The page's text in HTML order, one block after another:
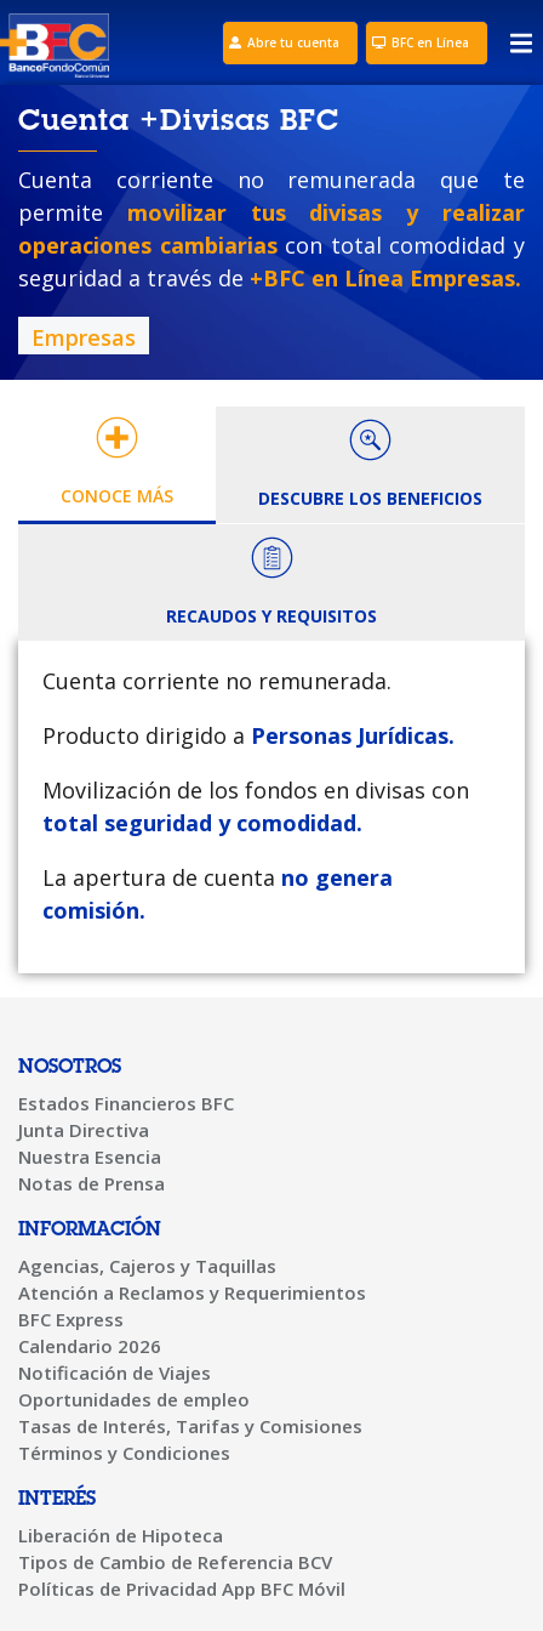
Abre tu cuenta BFC en Línea
Cuenta +Divisas BFC
Cuenta corriente no remunerada que te
permite movilizar tus divisas y realizar
operaciones cambiariascon total comodidad y
seguridad a través de +BFC en Línea Empresas.
Empresas
CONOCE MÁS DESCUBRE LOS BENEFICIOS
RECAUDOS Y REQUISITOS
Cuenta corriente no remunerada.
Producto dirigido a Personas Jurídicas.
Movilización de los fondos en divisas con
total seguridad y comodidad.
La apertura de cuenta no genera
comisión.
NOSOTROS
Estados Financieros BFC
Junta Directiva
Nuestra Esencia
Notas de Prensa
INFORMACIÓN
Agencias, Cajeros y Taquillas
Atención a Reclamos y Requerimientos
BFC Express
Calendario 2026
Notificación de Viajes
Oportunidades de empleo
Tasas de Interés, Tarifas y Comisiones
Términos y Condiciones
INTERÉS
Liberación de Hipoteca
Tipos de Cambio de Referencia BCV
Políticas de Privacidad App BFC Móvil